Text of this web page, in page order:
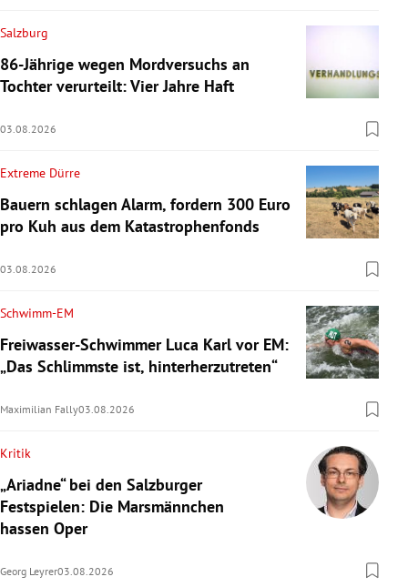
Salzburg
86-Jährige wegen Mordversuchs an
Tochter verurteilt: Vier Jahre Haft
03.08.2026
Extreme Dürre
Bauern schlagen Alarm, fordern 300 Euro
pro Kuh aus dem Katastrophenfonds
03.08.2026
Schwimm-EM
Freiwasser-Schwimmer Luca Karl vor EM:
„Das Schlimmste ist, hinterherzutreten“
Maximilian Fally03.08.2026
Kritik
„Ariadne“ bei den Salzburger
Festspielen: Die Marsmännchen
hassen Oper
Georg Leyrer03.08.2026